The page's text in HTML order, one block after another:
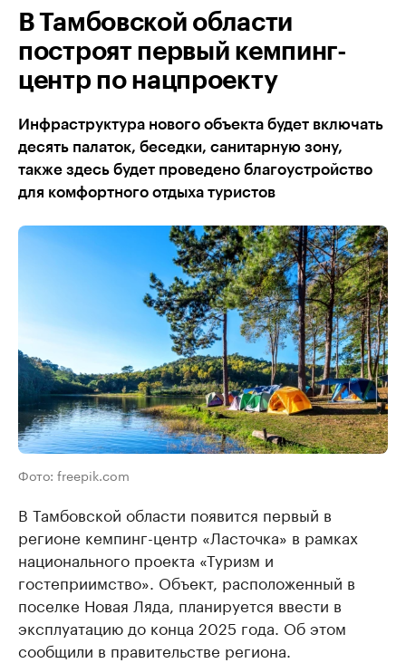
В Тамбовской области
построят первый кемпинг-
центр по нацпроекту
Инфраструктура нового объекта будет включать
десять палаток, беседки, санитарную зону,
также здесь будет проведено благоустройство
для комфортного отдыха туристов
Фото: freepik.com
В Тамбовской области появится первый в
регионе кемпинг-центр «Ласточка» в рамках
национального проекта «Туризм и
гостеприимство». Объект, расположенный в
поселке Новая Ляда, планируется ввести в
эксплуатацию до конца 2025 года. Об этом
сообщили в правительстве региона.